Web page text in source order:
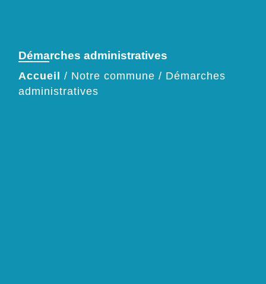
Démarches administratives
Accueil / Notre commune / Démarches
administratives